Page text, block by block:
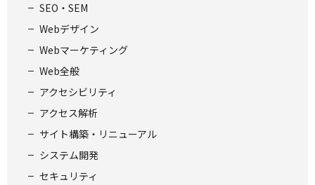
SEO・SEM
Webデザイン
Webマーケティング
Web全般
アクセシビリティ
アクセス解析
サイト構築・リニューアル
システム開発
セキュリティ